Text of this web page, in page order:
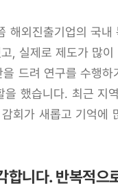
해외진출기업의 국내
, 실제로 제도가 많
드려 연구를 수행하
했습니다. 최근 지
회가 새롭고 기억에
합니다. 반복적으